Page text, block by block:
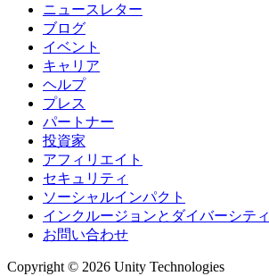
ニュースレター
ブログ
イベント
キャリア
ヘルプ
プレス
パートナー
投資家
アフィリエイト
セキュリティ
ソーシャルインパクト
インクルージョンとダイバーシティ
お問い合わせ
Copyright © 2026 Unity Technologies